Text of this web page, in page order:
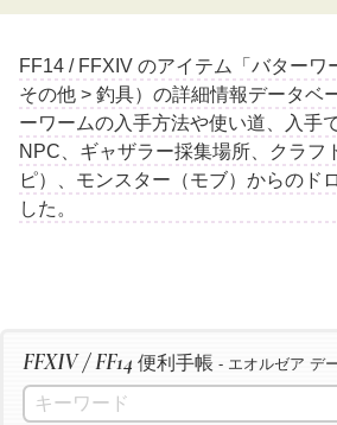
FF14 / FFXIV のアイテム「バターワ
その他 > 釣具）の詳細情報データベ
ーワームの入手方法や使い道、入手
NPC、ギャザラー採集場所、クラフ
ピ）、モンスター（モブ）からのド
した。
FFXIV / FF14 便利手帳 - エオルゼア デ